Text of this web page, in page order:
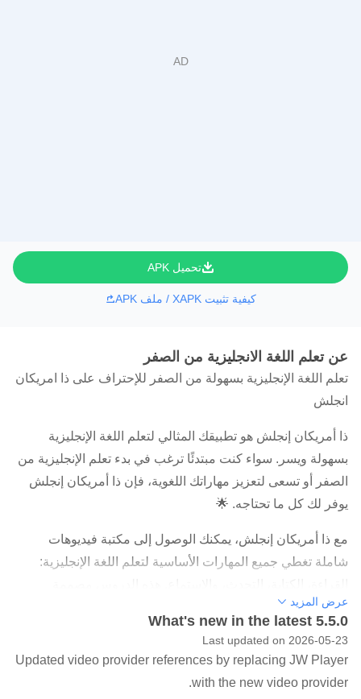
تحميل APK
كيفية تثبيت XAPK / ملف APK
عن تعلم اللغة الانجليزية من الصفر
تعلم اللغة الإنجليزية بسهولة من الصفر للإحتراف على ذا امريكان
انجلش
ذا أمريكان إنجلش هو تطبيقك المثالي لتعلم اللغة الإنجليزية
بسهولة ويسر. سواء كنت مبتدئًا ترغب في بدء تعلم الإنجليزية من
الصفر أو تسعى لتعزيز مهاراتك اللغوية، فإن ذا أمريكان إنجلش
يوفر لك كل ما تحتاجه. 🌟
مع ذا أمريكان إنجلش، يمكنك الوصول إلى مكتبة فيديوهات
شاملة تغطي جميع المهارات الأساسية لتعلم اللغة الإنجليزية:
خصيصًا لمتحدثي اللغة العربية، مما يجعلها تفاعلية وممتعة
وتناسب جميع المستويات.
ميزات التطبيق:
- تعلم اللغة الإنجليزية من خلال مكتبة فيديوهات شاملة تغطي
عرض المزيد
What's new in the latest 5.5.0
Last updated on 2026-05-23
Updated video provider references by replacing JW Player
with the new video provider.